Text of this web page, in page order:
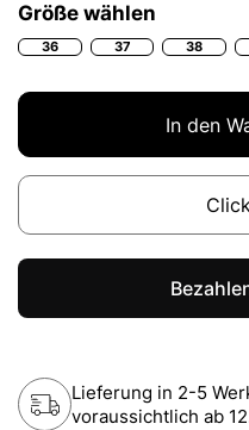
Größe wählen
36 37 38
In den
Lieferung in 2-5
voraussichtlich ab